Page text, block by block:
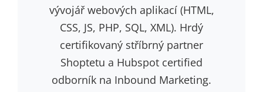
vývojář webových aplikací (HTML,
CSS, JS, PHP, SQL, XML). Hrdý
certifikovaný stříbrný partner
Shoptetu a Hubspot certified
odborník na Inbound Marketing.